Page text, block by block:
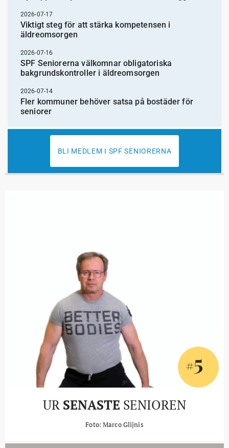
2026-07-17
Viktigt steg för att stärka kompetensen i
äldreomsorgen
2026-07-16
SPF Seniorerna välkomnar obligatoriska
bakgrundskontroller i äldreomsorgen
2026-07-14
Fler kommuner behöver satsa på bostäder för
seniorer
BLI MEDLEM I SPF SENIORERNA
#5
UR SENASTE SENIOREN
Foto: Marco Glijnis